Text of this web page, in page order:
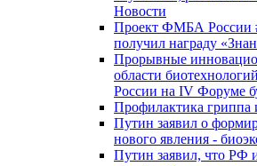
Новости
Проект ФМБА России
получил награду
Прорывные
области
России на IV Форуме
Профилактика
Путин заявил о
нового явления -
Путин заявил, что РФ